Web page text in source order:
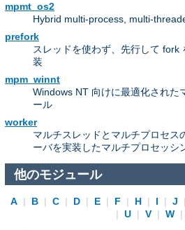
mpmt_os2
Hybrid multi-process, multi-
prefork
スレッドを使わず、先行して fork
装
mpm_winnt
Windows NT 向けに最適化された
ール
worker
マルチスレッドとマルチプロセス
ーバを実装したマルチプロセッシ
他のモジュール
A | B | C | D | E | F | H | I | J |
|
U | V | W |